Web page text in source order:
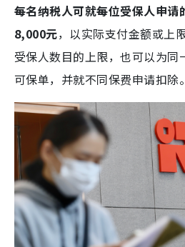
每名纳税人可就每位受保人申请
8,000元，以实际支付金额或上
受保人数目的上限，也可以为同
可保单，并就不同保费申请扣除。